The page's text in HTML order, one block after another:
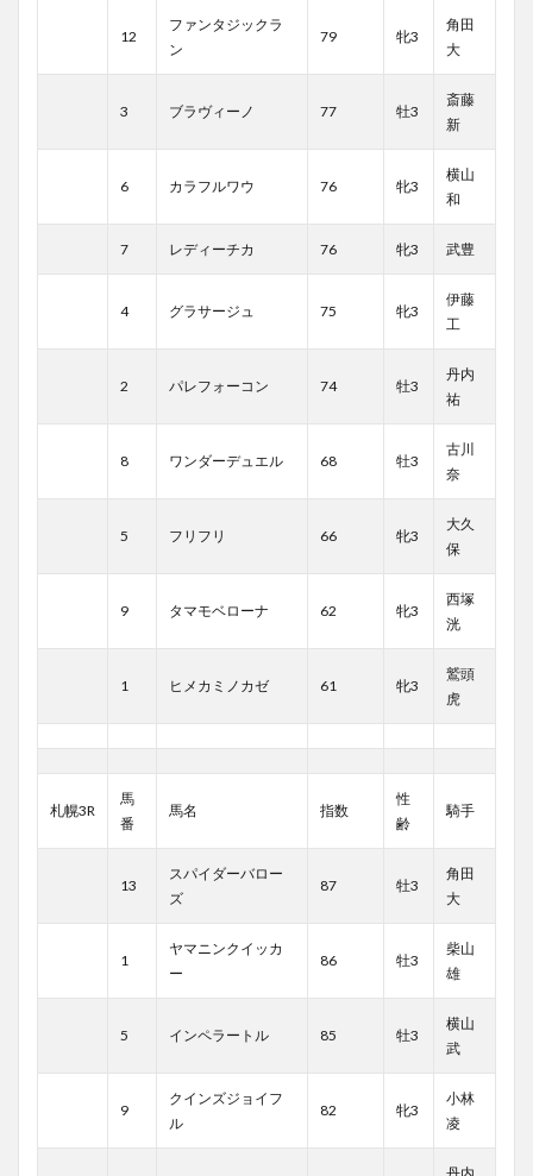
12
ファンタジックラ
ン
79 牝3
角田
大
3 ブラヴィーノ 77 牡3
斎藤
新
6 カラフルワウ 76 牝3
横山
和
7 レディーチカ 76 牝3 武豊
4 グラサージュ 75 牝3
伊藤
工
2 パレフォーコン 74 牡3
丹内
祐
8 ワンダーデュエル 68 牡3
古川
奈
5 フリフリ 66 牝3
大久
保
9 タマモベローナ 62 牝3
西塚
洸
1 ヒメカミノカゼ 61 牝3
鷲頭
虎
札幌3R
馬
番
馬名 指数
性
齢
騎手
13
スパイダーバロー
ズ
87 牡3
角田
大
1
ヤマニンクイッカ
ー
86 牡3
柴山
雄
5 インペラートル 85 牡3
横山
武
9
クインズジョイフ
ル
82 牝3
小林
凌